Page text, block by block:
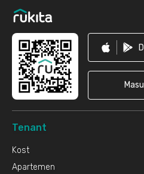
Tenant
Kost
Apartemen